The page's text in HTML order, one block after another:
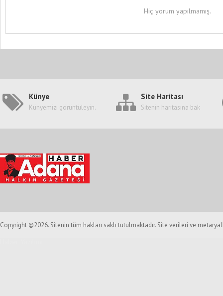
Hiç yorum yapılmamış.
Künye
Künyemizi görüntüleyin.
Site Haritası
Sitenin haritasına bak
Copyright ©2026. Sitenin tüm hakları saklı tutulmaktadır. Site verileri ve